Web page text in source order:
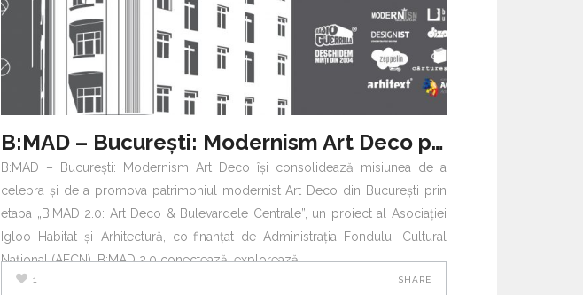
B:MAD – București: Modernism Art Deco prezintă proiectul 2.0: Art Deco & Bulevardele Centrale
B:MAD – București: Modernism Art Deco își consolidează misiunea de a
celebra și de a promova patrimoniul modernist Art Deco din București prin
etapa „B:MAD 2.0: Art Deco & Bulevardele Centrale”, un proiect al Asociației
Igloo Habitat și Arhitectură, co-finanțat de Administrația Fondului Cultural
Național (AFCN). B:MAD 2.0 conectează, explorează
1 SHARE